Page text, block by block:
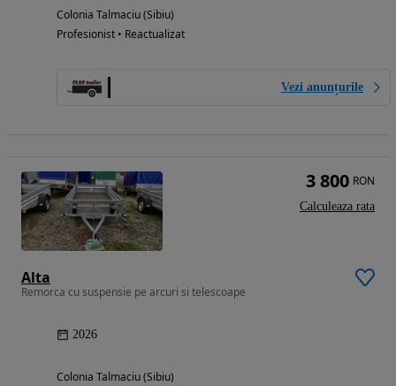
Colonia Talmaciu (Sibiu)
Profesionist • Reactualizat
Vezi anunțurile
Alta
Remorca cu suspensie pe arcuri si telescoape
2026
Colonia Talmaciu (Sibiu)
3 800 RON
Calculeaza rata